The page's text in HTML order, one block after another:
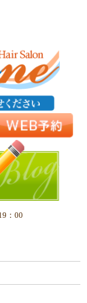
：00